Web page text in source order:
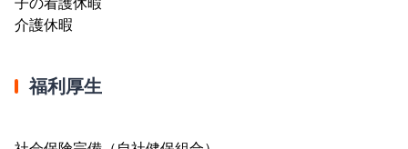
介護休暇
福利厚生